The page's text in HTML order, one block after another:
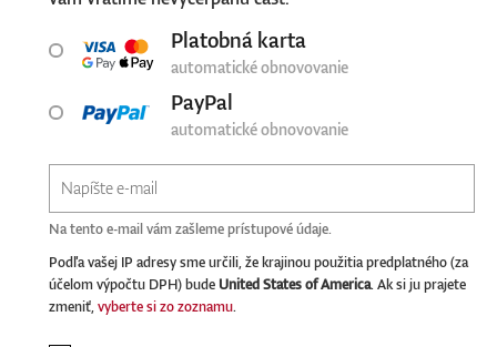
Platobná karta
automatické obnovovanie
PayPal
automatické obnovovanie
Na tento e-mail vám zašleme prístupové údaje.
Podľa vašej IP adresy sme určili, že krajinou použitia predplatného (za
účelom výpočtu DPH) bude United States of America. Ak si ju prajete
zmeniť,vyberte si zo zoznamu.